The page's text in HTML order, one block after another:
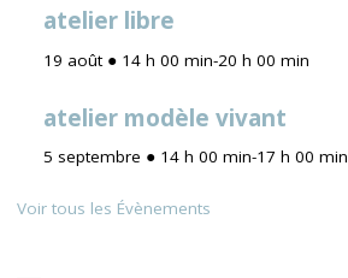
atelier libre
19 août ● 14 h 00 min-20 h 00 min
atelier modèle vivant
5 septembre ● 14 h 00 min-17 h 00 min
Voir tous les Évènements